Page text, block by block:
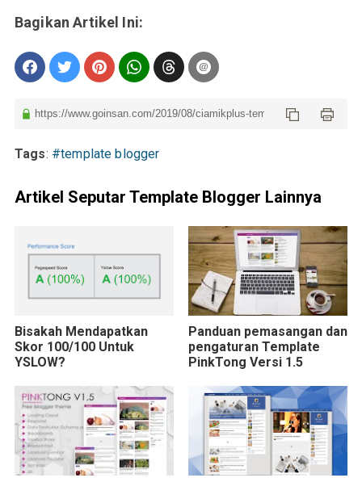
Tags: #template blogger
Artikel Seputar Template Blogger Lainnya
Bisakah Mendapatkan
Skor 100/100 Untuk
YSLOW?
Panduan pemasangan dan
pengaturan Template
PinkTong Versi 1.5